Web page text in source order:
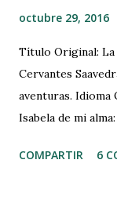
octubre 29, 2016
Título Original: La
Cervantes
aventuras. Idioma
Isabela de mi
han traído a casa
COMPARTIR 6